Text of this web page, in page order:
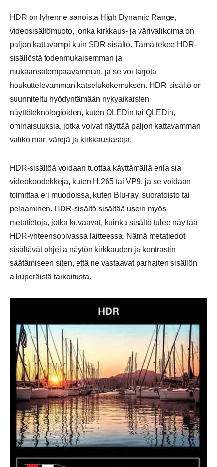
HDR on lyhenne sanoista High Dynamic Range,
videosisältömuoto, jonka kirkkaus- ja värivalikoima on
paljon kattavampi kuin SDR-sisältö. Tämä tekee HDR-
sisällöstä todenmukaisemman ja
mukaansatempaavamman, ja se voi tarjota
houkuttelevamman katselukokemuksen. HDR-sisältö on
suunniteltu hyödyntämään nykyaikaisten
näyttöteknologioiden, kuten OLEDin tai QLEDin,
ominaisuuksia, jotka voivat näyttää paljon kattavamman
valikoiman värejä ja kirkkaustasoja.
HDR-sisältöä voidaan tuottaa käyttämällä erilaisia
videokoodekkeja, kuten H.265 tai VP9, ja se voidaan
toimittaa eri muodoissa, kuten Blu-ray, suoratoisto tai
pelaaminen. HDR-sisältö sisältää usein myös
metatietoja, jotka kuvaavat, kuinka sisältö tulee näyttää
HDR-yhteensopivassa laitteessa. Nämä metatiedot
sisältävät ohjeita näytön kirkkauden ja kontrastin
säätämiseen siten, että ne vastaavat parhaiten sisällön
alkuperäistä tarkoitusta.